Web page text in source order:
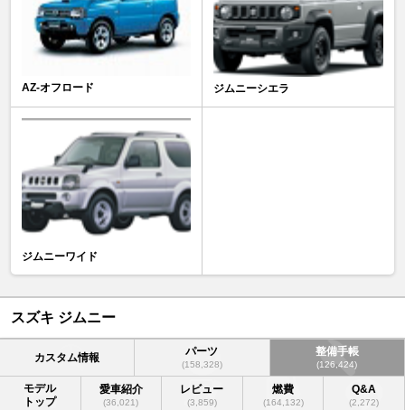
AZ-オフロード ジムニーシエラ
ジムニーワイド
スズキ ジムニー
カスタム情報 パーツ
(158,328)
整備手帳
(126,424)
モデル
トップ
愛車紹介
(36,021)
レビュー
(3,859)
燃費
(164,132)
Q&A
(2,272)